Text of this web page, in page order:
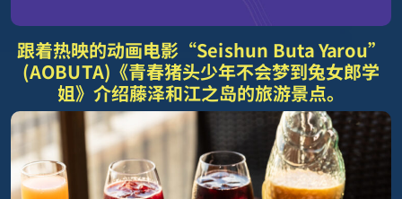
跟着热映的动画电影“Seishun Buta Yarou”
(AOBUTA)《青春猪头少年不会梦到兔女郎学
姐》介绍藤泽和江之岛的旅游景点。